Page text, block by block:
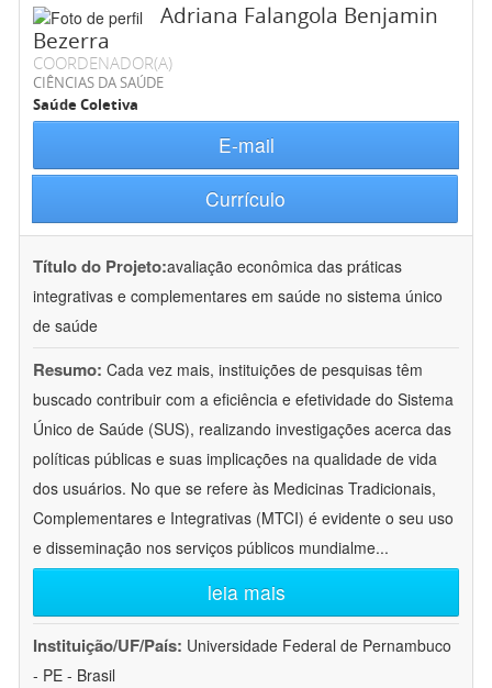
Adriana Falangola Benjamin
Bezerra
COORDENADOR(A)
CIÊNCIAS DA SAÚDE
Saúde Coletiva
E-mail
Currículo
Título do Projeto:avaliação econômica das práticas
integrativas e complementares em saúde no sistema único
de saúde
Resumo: Cada vez mais, instituições de pesquisas têm
buscado contribuir com a eficiência e efetividade do Sistema
Único de Saúde (SUS), realizando investigações acerca das
políticas públicas e suas implicações na qualidade de vida
dos usuários. No que se refere às Medicinas Tradicionais,
Complementares e Integrativas (MTCI) é evidente o seu uso
e disseminação nos serviços públicos mundialme...
leia mais
Instituição/UF/País: Universidade Federal de Pernambuco
- PE - Brasil